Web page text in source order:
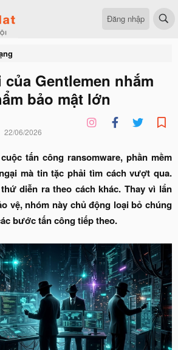
Đăng nhập
Gentlemen nhắm
bảo mật lớn
22/06/2026
tấn công ransomware, phần mềm
mà tin tặc phải tìm cách vượt qua.
diễn ra theo cách khác. Thay vì lẩn
vệ, nhóm này chủ động loại bỏ chúng
bước tấn công tiếp theo.